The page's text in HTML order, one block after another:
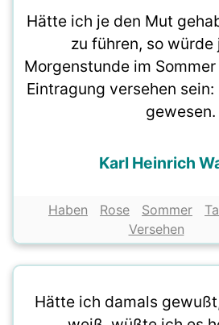
Hätte ich je den Mut
zu führen, so
Morgenstunde im
Eintragung versehen sein:
gewesen.
Karl Heinrich
Haben Rose Sommer
Versehen
Hätte ich damals